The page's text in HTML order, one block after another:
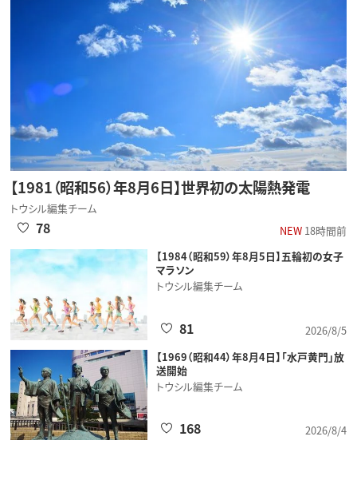
【1981（昭和56）年8月6日】世界初の太陽熱発電
トウシル編集チーム
NEW18時間前
78
【1984（昭和59）年8月5日】五輪初の女子
マラソン
トウシル編集チーム
2026/8/5
81
【1969（昭和44）年8月4日】「水戸黄門」放
送開始
トウシル編集チーム
2026/8/4
168